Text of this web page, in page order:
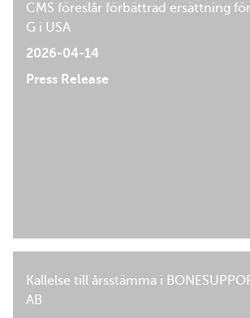
CMS föreslår förbättrad ersättning
G i USA
2026-04-14
Press Release
Kallelse till årsstämma i
AB